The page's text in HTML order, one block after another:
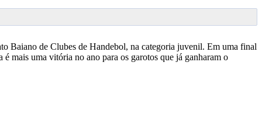
Baiano de Clubes de Handebol, na categoria juvenil. Em uma final
mais uma vitória no ano para os garotos que já ganharam o